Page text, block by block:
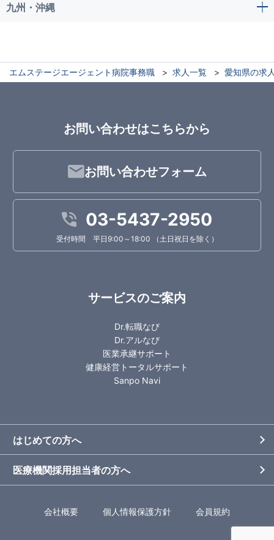
九州・沖縄
エムステージエージェント病院事務職 求人一覧 愛知県の求
お問い合わせはこちらから
お問い合わせフォーム
03-5437-2950
受付時間 平日9:00～18:00 （土日祝日を除く）
サービスのご案内
Dr.転職なび
Dr.アルなび
医業承継サポート
健康経営トータルサポート
Sanpo Navi
はじめての方へ
医療機関採用担当者の方へ
会社概要 個人情報保護方針 会員規約